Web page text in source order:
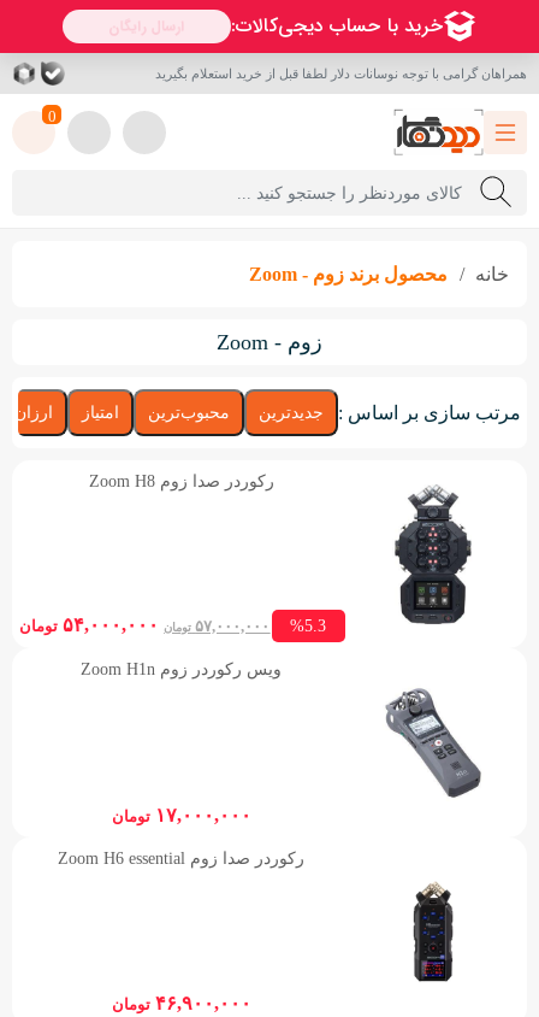
همراهان گرامی با توجه نوسانات دلار لطفا قبل از خرید استعلام بگیرید
0
خانه محصول برند زوم - Zoom
زوم - Zoom
مرتب سازی بر اساس : جدیدترین محبوب‌ترین امتیاز
رکوردر صدا زوم Zoom H8
۵۷,۰۰۰,۰۰۰ تومان
Original
was:
۵۴,۰۰۰,۰۰۰ تومان %5.3
ویس رکوردر زوم Zoom H1n
۱۷,۰۰۰,۰۰۰ تومان
رکوردر صدا زوم Zoom H6 essential
۴۶,۹۰۰,۰۰۰ تومان